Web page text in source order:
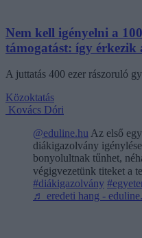
Nem kell igényelni a
támogatást: így érkezik
A juttatás 400 ezer rászoruló
Közoktatás
Kovács Dóri
@eduline.hu Az első
diákigazolvány
bonyolultnak tűnhet,
végigvezetünk titeket a
#diákigazolvány
♬ eredeti hang -